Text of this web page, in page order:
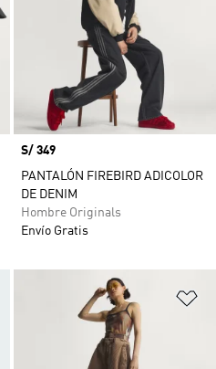
Precio
S/ 349
PANTALÓN FIREBIRD ADICOLOR
DE DENIM
Hombre Originals
Envío Gratis
Añadir a la lista de deseos